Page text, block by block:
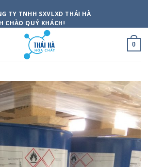
TY TNHH SXVLXD THÁI HÀ
CHÀO QUÝ KHÁCH!
0